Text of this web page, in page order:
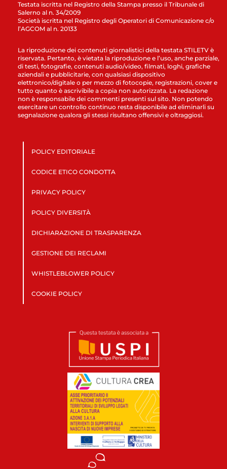
Testata iscritta nel Registro della Stampa presso il Tribunale di
Salerno al n. 34/2009
Società iscritta nel Registro degli Operatori di Comunicazione c/o
l’AGCOM al n. 20133
La riproduzione dei contenuti giornalistici della testata STILETV è
riservata. Pertanto, è vietata la riproduzione e l’uso, anche parziale,
di testi, fotografie, contenuti audio/video, filmati, loghi, grafiche
aziendali e pubblicitarie, con qualsiasi dispositivo
elettronico/digitale o per mezzo di fotocopie, registrazioni, cover e
tutto quanto è ascrivibile a copia non autorizzata. La redazione
non è responsabile dei commenti presenti sul sito. Non potendo
esercitare un controllo continuo resta disponibile ad eliminarli su
segnalazione qualora gli stessi risultano offensivi e oltraggiosi.
POLICY EDITORIALE
CODICE ETICO CONDOTTA
PRIVACY POLICY
POLICY DIVERSITÀ
DICHIARAZIONE DI TRASPARENZA
GESTIONE DEI RECLAMI
WHISTLEBLOWER POLICY
COOKIE POLICY